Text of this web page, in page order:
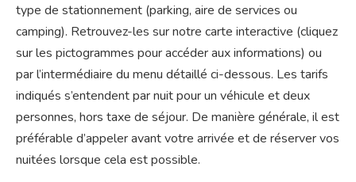
type de stationnement (parking, aire de services ou
camping). Retrouvez-les sur notre carte interactive (cliquez
sur les pictogrammes pour accéder aux informations) ou
par l’intermédiaire du menu détaillé ci-dessous. Les tarifs
indiqués s’entendent par nuit pour un véhicule et deux
personnes, hors taxe de séjour. De manière générale, il est
préférable d’appeler avant votre arrivée et de réserver vos
nuitées lorsque cela est possible.